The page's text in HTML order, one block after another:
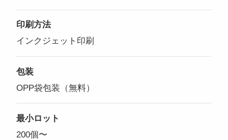
印刷方法
インクジェット印刷
包装
OPP袋包装（無料）
最小ロット
200個〜